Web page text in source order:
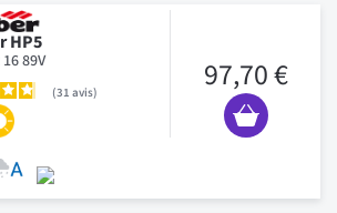
HP5
89V
31 avis 97,70 €